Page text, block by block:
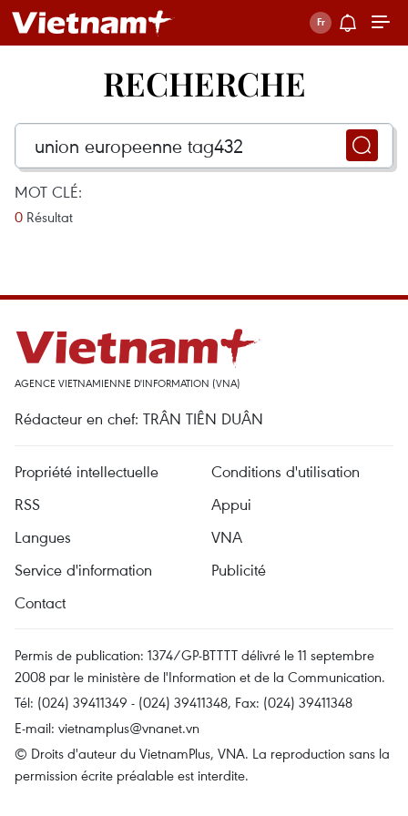
RECHERCHE
MOT CLÉ:
0 Résultat
AGENCE VIETNAMIENNE D'INFORMATION (VNA)
Rédacteur en chef: TRÂN TIÊN DUÂN
Propriété intellectuelle
Conditions d'utilisation
RSS
Appui
Langues
VNA
Service d'information
Publicité
Contact
Permis de publication: 1374/GP-BTTTT délivré le 11 septembre
2008 par le ministère de l'Information et de la Communication.
Tél: (024) 39411349 - (024) 39411348, Fax: (024) 39411348
E-mail: vietnamplus@vnanet.vn
© Droits d'auteur du VietnamPlus, VNA. La reproduction sans la
permission écrite préalable est interdite.